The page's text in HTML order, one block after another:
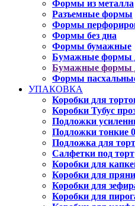
Формы из металла
Разъемные формы
Формы
Формы без дна
Формы бумажные
Бумажные формы
Бумажные формы
Формы
УПАКОВКА
Коробки для
Коробки Тубус
Подложки
Подложки тонкие
Подложка для
Салфетки под торт
Коробки для
Коробки для
Коробки для
Коробки для